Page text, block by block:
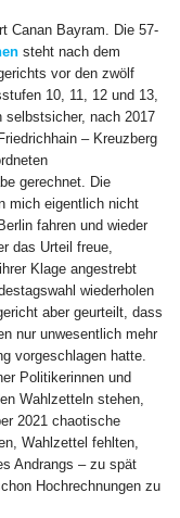
Canan Bayram. Die 57-
steht nach dem
vor den zwölf
10, 11, 12 und 13,
selbstsicher, nach 2017
– Kreuzberg
gerechnet. Die
mich eigentlich nicht
fahren und wieder
das Urteil freue,
Klage angestrebt
wiederholen
aber geurteilt, dass
nur unwesentlich mehr
vorgeschlagen hatte.
Politikerinnen und
Wahlzetteln stehen,
2021 chaotische
Wahlzettel fehlten,
Andrangs – zu spät
Hochrechnungen zu